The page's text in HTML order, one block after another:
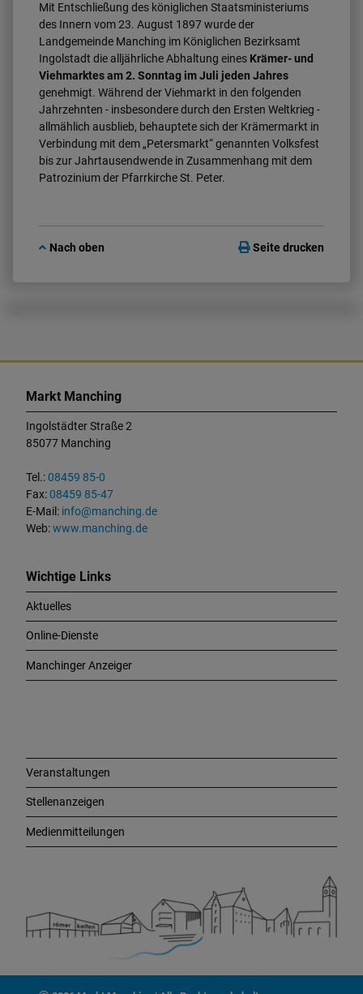
Mit Entschließung des königlichen Staatsministeriums
des Innern vom 23. August 1897 wurde der
Landgemeinde Manching im Königlichen Bezirksamt
Ingolstadt die alljährliche Abhaltung eines Krämer- und
Viehmarktes am 2. Sonntag im Juli jeden Jahres
genehmigt. Während der Viehmarkt in den folgenden
Jahrzehnten - insbesondere durch den Ersten Weltkrieg -
allmählich ausblieb, behauptete sich der Krämermarkt in
Verbindung mit dem „Petersmarkt“ genannten Volksfest
bis zur Jahrtausendwende in Zusammenhang mit dem
Patrozinium der Pfarrkirche St. Peter.
Nach oben Seite drucken
Markt Manching
Ingolstädter Straße 2
85077 Manching
Tel.:08459 85-0
Fax:08459 85-47
E-Mail: info@manching.de
Web:www.manching.de
Wichtige Links
Aktuelles
Online-Dienste
Manchinger Anzeiger
Veranstaltungen
Stellenanzeigen
Medienmitteilungen